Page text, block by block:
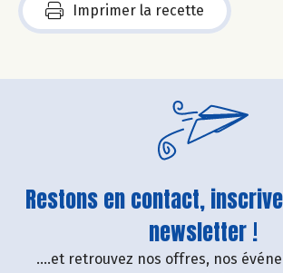
Imprimer la recette
Restons en contact,
newsletter !
....et retrouvez nos offres, nos